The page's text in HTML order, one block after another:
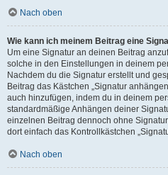
Nach oben
Wie kann ich meinem Beitrag eine
Um eine Signatur an deinen Beitrag
solche in den Einstellungen in deinem
Nachdem du die Signatur erstellt und
Beitrag das Kästchen „Signatur
auch hinzufügen, indem du in deinem
standardmäßige Anhängen deiner
einzelnen Beitrag dennoch ohne
dort einfach das Kontrollkästchen
Nach oben